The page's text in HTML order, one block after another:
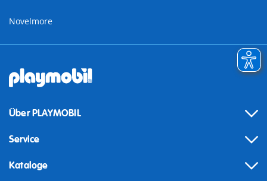
Novelmore
Über PLAYMOBIL
Service
Kataloge